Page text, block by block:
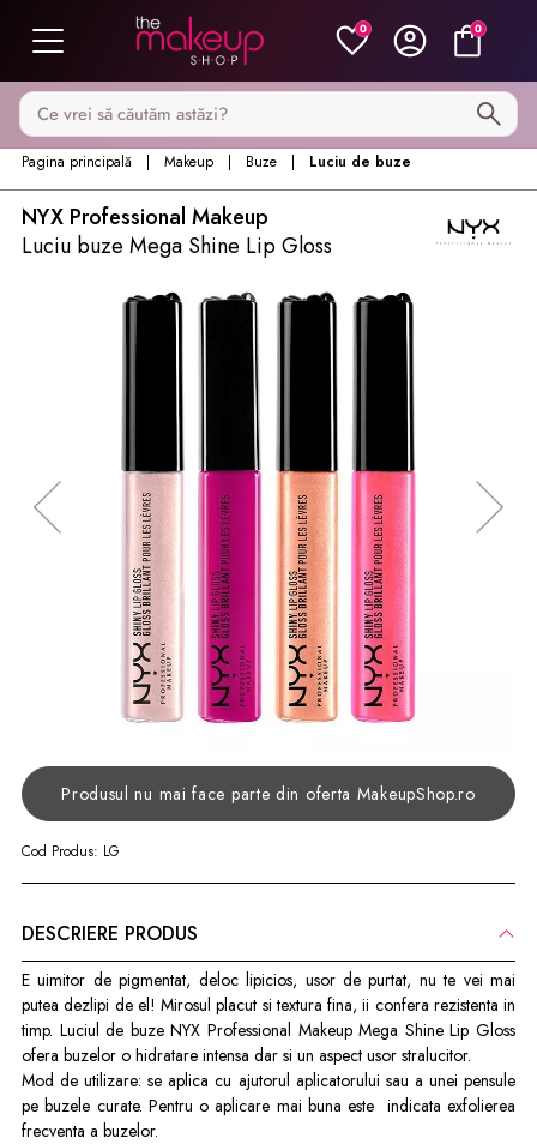
0 0
Caută pe MakeupShop
Pagina principală Makeup Buze Luciu de buze
NYX Professional Makeup
Luciu buze Mega Shine Lip Gloss
Produsul nu mai face parte din oferta MakeupShop.ro
Cod Produs: LG
DESCRIERE PRODUS
E uimitor de pigmentat, deloc lipicios, usor de purtat, nu te vei mai
putea dezlipi de el! Mirosul placut si textura fina, ii confera rezistenta in
timp. Luciul de buze NYX Professional Makeup Mega Shine Lip Gloss
ofera buzelor o hidratare intensa dar si un aspect usor stralucitor.
Mod de utilizare: se aplica cu ajutorul aplicatorului sau a unei pensule
pe buzele curate. Pentru o aplicare mai buna este indicata exfolierea
frecventa a buzelor.